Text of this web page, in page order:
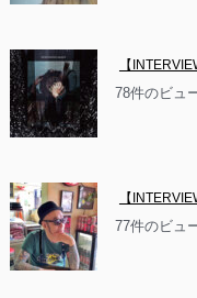
【
78件のビュ
【
77件のビュ